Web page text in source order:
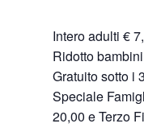
Intero adulti €
Ridotto
Gratuito sotto i
Speciale
20,00 e Terzo